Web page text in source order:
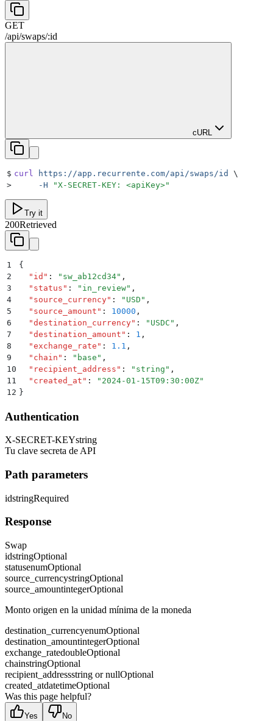
GET
/api/swaps/:id
cURL
$ curl https://app.recurrente.com/api/swaps/id
\
>
     -H
"X-SECRET-KEY: <apiKey>"
Try it
200Retrieved
1
{
2
  "
id " : " sw_ab12cd34" ,
3
  "
status " : " in_review" ,
4
  "
source_currency" : " USD " ,
5
  "
source_amount " : 10000 ,
6
  "
destination_currency" : " USDC " ,
7
  "
destination_amount " : 1 ,
8
  "
exchange_rate " : 1.1 ,
9
  "
chain " : " base " ,
10
  "
recipient_address " : " string " ,
11
  "
created_at " : " 2024-01-15T09:30:00Z"
12 }
Authentication
X-SECRET-KEYstring
Tu clave secreta de API
Path parameters
idstringRequired
Response
Swap
idstringOptional
statusenumOptional
source_currencystringOptional
source_amountintegerOptional
Monto origen en la unidad mínima de la moneda
destination_currencyenumOptional
destination_amountintegerOptional
exchange_ratedoubleOptional
chainstringOptional
recipient_addressstring or nullOptional
created_atdatetimeOptional
Was this page helpful?
Yes No